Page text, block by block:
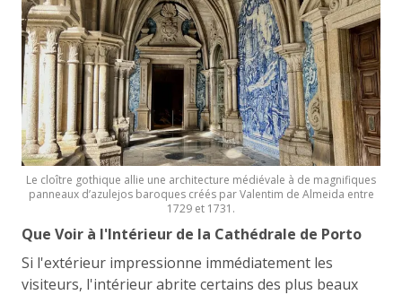
Le cloître gothique allie une architecture médiévale à de magnifiques
panneaux d’azulejos baroques créés par Valentim de Almeida entre
1729 et 1731.
Que Voir à l'Intérieur de la Cathédrale de Porto
Si l'extérieur impressionne immédiatement les
visiteurs, l'intérieur abrite certains des plus beaux